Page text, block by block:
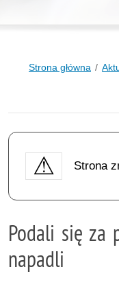
Strona główna
Strona
Podali się za
napadli